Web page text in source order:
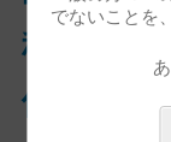
科様 「
例を追
でないことを